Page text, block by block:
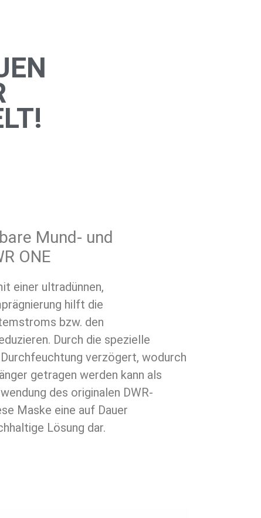
Mund- und
ONE
einer ultradünnen,
hilft die
bzw. den
Durch die spezielle
verzögert, wodurch
getragen werden kann als
des originalen DWR-
Maske eine auf Dauer
Lösung dar.